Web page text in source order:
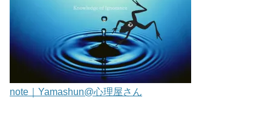
note｜Yamashun@心理屋さん